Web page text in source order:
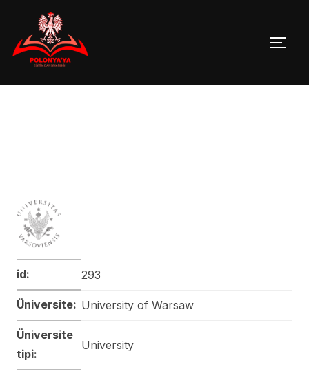
content
id: 293
Üniversite: University of Warsaw
Üniversite
tipi:
University